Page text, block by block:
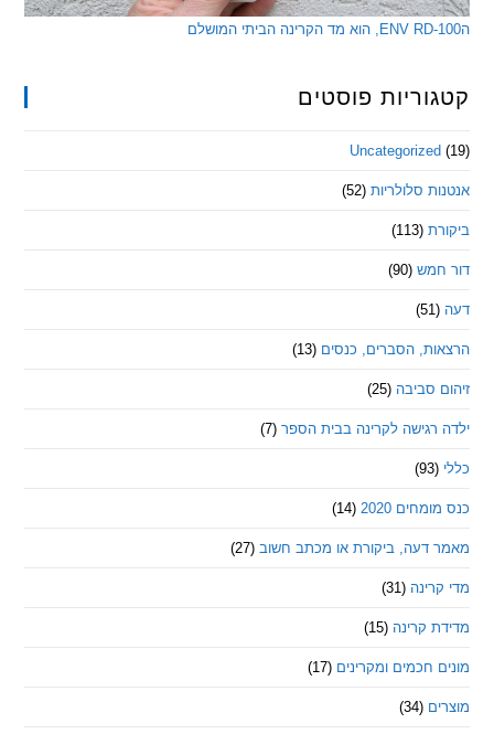
פוסטים
סלולריות (52)
(90)
הסברים, כנסים (13)
סביבה (25)
לקרינה בבית הספר (7)
2020
(14)
ביקורת או מכתב חשוב (27)
(31)
קרינה (15)
חכמים ומקרינים (17)